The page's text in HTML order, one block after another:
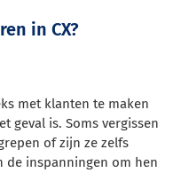
in CX?
met klanten te maken
geval is. Soms vergissen
of zijn ze zelfs
de inspanningen om hen